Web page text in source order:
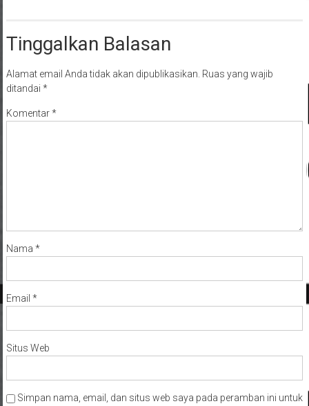
Tinggalkan Balasan
Alamat email Anda tidak akan dipublikasikan. Ruas yang wajib
ditandai *
Komentar*
Nama *
Email *
Situs Web
Simpan nama, email, dan situs web saya pada peramban ini untuk